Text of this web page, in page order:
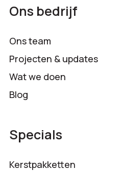
Ons bedrijf
Ons team
Projecten & updates
Wat we doen
Blog
Specials
Kerstpakketten